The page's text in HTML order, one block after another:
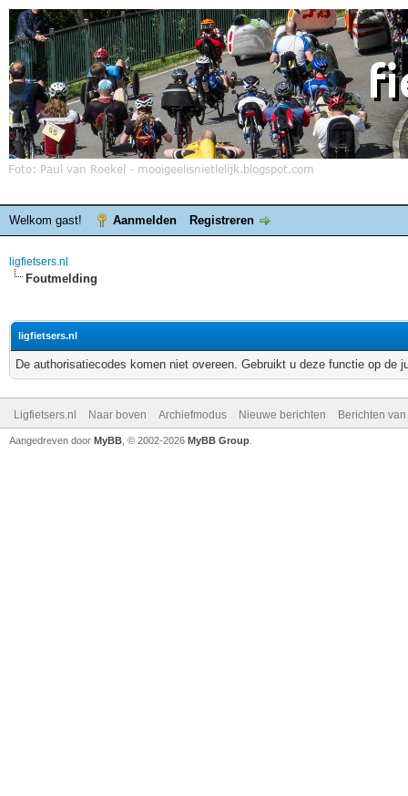
Welkom gast! Aanmelden Registreren
ligfietsers.nl
Foutmelding
ligfietsers.nl
De authorisatiecodes komen niet overeen. Gebruikt u deze functie op de
Ligfietsers.nl Naar boven Archiefmodus Nieuwe berichten Berichten
Aangedreven door MyBB , © 2002-2026 MyBB Group